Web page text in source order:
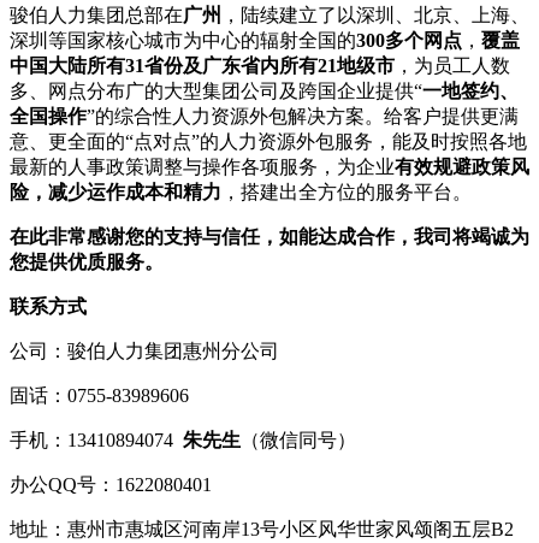
骏伯人力集团总部在广州 ，陆续建立了以深圳、北京、上海、
深圳等国家核心城市为中心的辐射全国的300多个网点 ， 覆盖
中国大陆所有31省份及广东省内所有21地级市 ，为员工人数
多、网点分布广的大型集团公司及跨国企业提供“一地签约、
全国操作”的综合性人力资源外包解决方案。给客户提供更满
意、更全面的“点对点”的人力资源外包服务，能及时按照各地
最新的人事政策调整与操作各项服务，为企业有效规避政策风
险，减少运作成本和精力 ，搭建出全方位的服务平台。
在此非常感谢您的支持与信任，如能达成合作，我司将竭诚为
您提供优质服务。
联系方式
公司：骏伯人力集团惠州分公司
固话：0755-83989606
手机：13410894074 朱先生 （微信同号）
办公QQ号：1622080401
地址：惠州市惠城区河南岸13号小区风华世家风颂阁五层B2